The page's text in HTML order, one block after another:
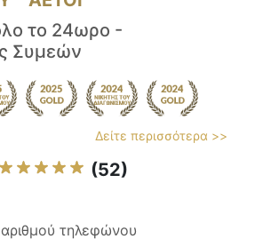
το 24ωρο -
Συμεών
Δείτε περισσότερα >>
(52)
τηλεφώνου